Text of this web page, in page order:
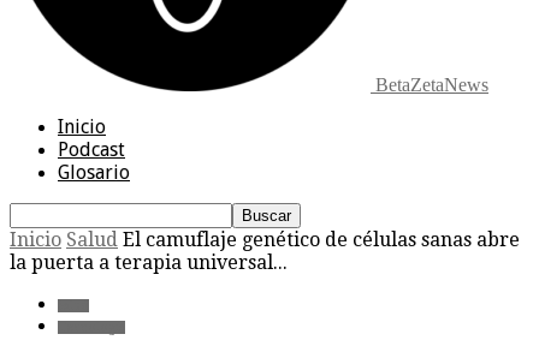
BetaZetaNews
Inicio
Podcast
Glosario
Inicio Salud El camuflaje genético de células sanas abre
la puerta a terapia universal...